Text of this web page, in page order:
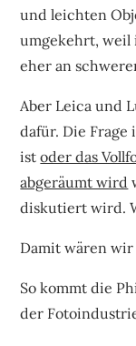
und leichten
umgekehrt, weil
eher an
Aber Leica und
dafür. Die
istoder das
abgeräumt wird
diskutiert wird.
Damit wären
So kommt die
der